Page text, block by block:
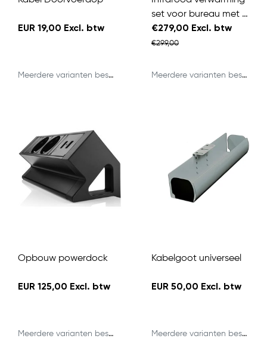
EUR 19,00 Excl. btw
Meerdere varianten beschikbaar
set voor bureau met ti
mer 230V, zwart
€279,00 Excl. btw
€299,00
Meerdere varianten beschikbaar
Opbouw powerdock
EUR 125,00 Excl. btw
Meerdere varianten beschikbaar
Kabelgoot universeel
EUR 50,00 Excl. btw
Meerdere varianten beschikbaar